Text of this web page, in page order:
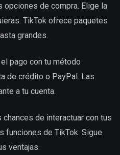
opciones de compra. Elige la
TikTok ofrece paquetes
grandes.
pago con tu método
de crédito o PayPal. Las
a tu cuenta.
de interactuar con tus
funciones de TikTok. Sigue
ventajas.